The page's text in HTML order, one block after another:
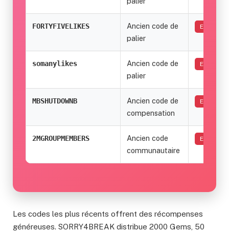
FORTYFIVELIKES
Ancien code de
palier
EXPIRÉ
somanylikes
Ancien code de
palier
EXPIRÉ
MBSHUTDOWNB
Ancien code de
compensation
EXPIRÉ
2MGROUPMEMBERS
Ancien code
communautaire
EXPIRÉ
Les codes les plus récents offrent des récompenses
généreuses. SORRY4BREAK distribue 2000 Gems, 50